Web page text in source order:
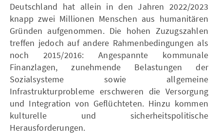
Deutschland hat allein in den Jahren 2022/2023
knapp zwei Millionen Menschen aus humanitären
Gründen aufgenommen. Die hohen Zuzugszahlen
treffen jedoch auf andere Rahmenbedingungen als
noch 2015/2016: Angespannte kommunale
Finanzlagen, zunehmende Belastungen der
Sozialsysteme sowie allgemeine
Infrastrukturprobleme erschweren die Versorgung
und Integration von Geflüchteten. Hinzu kommen
kulturelle und sicherheitspolitische
Herausforderungen.